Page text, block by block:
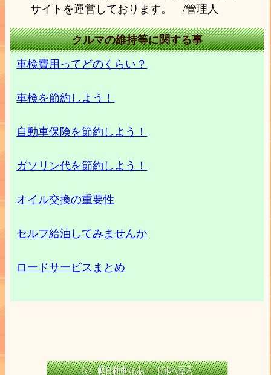
サイトを運営しております。 /管理人
クルマの維持等に関する事
車検費用ってどのくらい？
車検を節約しよう！
自動車保険を節約しよう！
ガソリン代を節約しよう！
オイル交換の重要性
セルフ給油してみませんか
ロードサービスまとめ